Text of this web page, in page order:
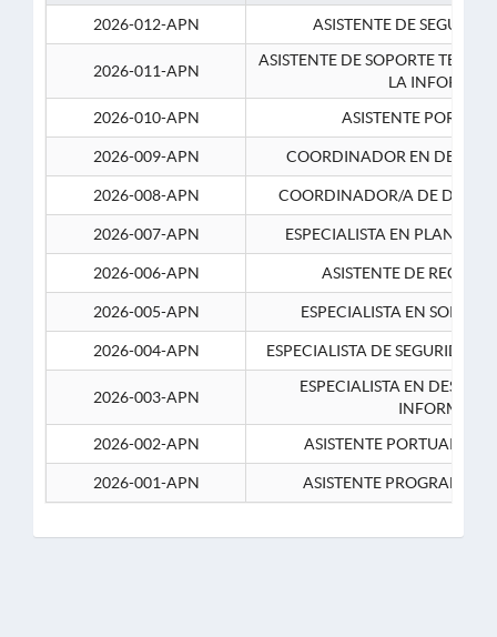
2026-012-APN ASISTENTE DE
2026-011-APN
ASISTENTE DE SOPORTE
LA
2026-010-APN
ASISTENTE
2026-009-APN COORDINADOR EN
2026-008-APN COORDINADOR/A DE
2026-007-APN ESPECIALISTA EN
2026-006-APN ASISTENTE DE
2026-005-APN ESPECIALISTA EN
2026-004-APN ESPECIALISTA DE SEGURIDAD
2026-003-APN
ESPECIALISTA EN
2026-002-APN
ASISTENTE PORTUARIO 2-
2026-001-APN ASISTENTE